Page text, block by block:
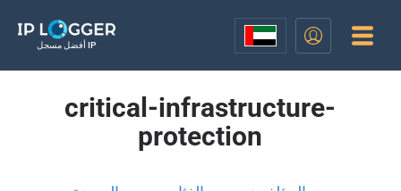
أفضل مسجل IP
critical-infrastructure-
protection